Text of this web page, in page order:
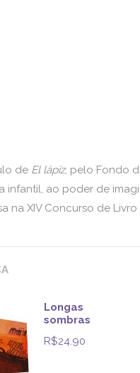
de El lápiz, pelo Fondo
infantil, ao poder de
XIV Concurso de
Longas
sombras
R$24.90